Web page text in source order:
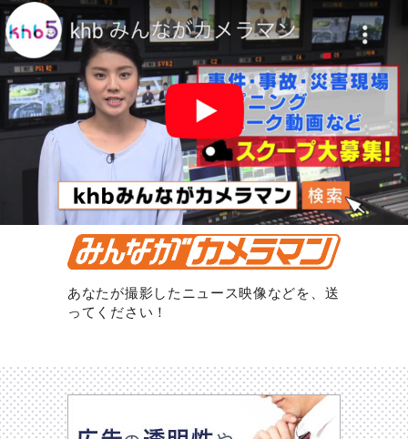
あなたが撮影したニュース映像などを、送
ってください！